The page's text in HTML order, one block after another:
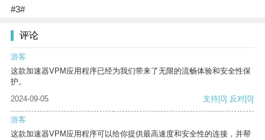
#3#
评论
游客
这款加速器VPM应用程序已经为我们带来了无限的流畅体验和安全性保
护。
2024-09-05
支持[0] 反对[0]
游客
这款加速器VPM应用程序可以给你提供最高速度和安全性的连接，并帮